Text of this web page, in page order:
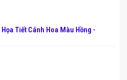
Tiết Cánh Hoa Màu Hồng -